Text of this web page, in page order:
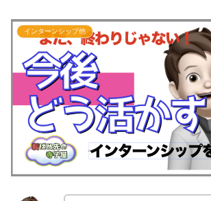
インターンシップ他